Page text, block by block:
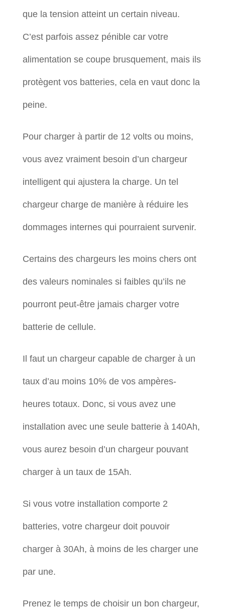
que la tension atteint un certain niveau.
C’est parfois assez pénible car votre
alimentation se coupe brusquement, mais ils
protègent vos batteries, cela en vaut donc la
peine.
Pour charger à partir de 12 volts ou moins,
vous avez vraiment besoin d’un chargeur
intelligent qui ajustera la charge. Un tel
chargeur charge de manière à réduire les
dommages internes qui pourraient survenir.
Certains des chargeurs les moins chers ont
des valeurs nominales si faibles qu’ils ne
pourront peut-être jamais charger votre
batterie de cellule.
Il faut un chargeur capable de charger à un
taux d’au moins 10% de vos ampères-
heures totaux. Donc, si vous avez une
installation avec une seule batterie à 140Ah,
vous aurez besoin d’un chargeur pouvant
charger à un taux de 15Ah.
Si vous votre installation comporte 2
batteries, votre chargeur doit pouvoir
charger à 30Ah, à moins de les charger une
par une.
Prenez le temps de choisir un bon chargeur,